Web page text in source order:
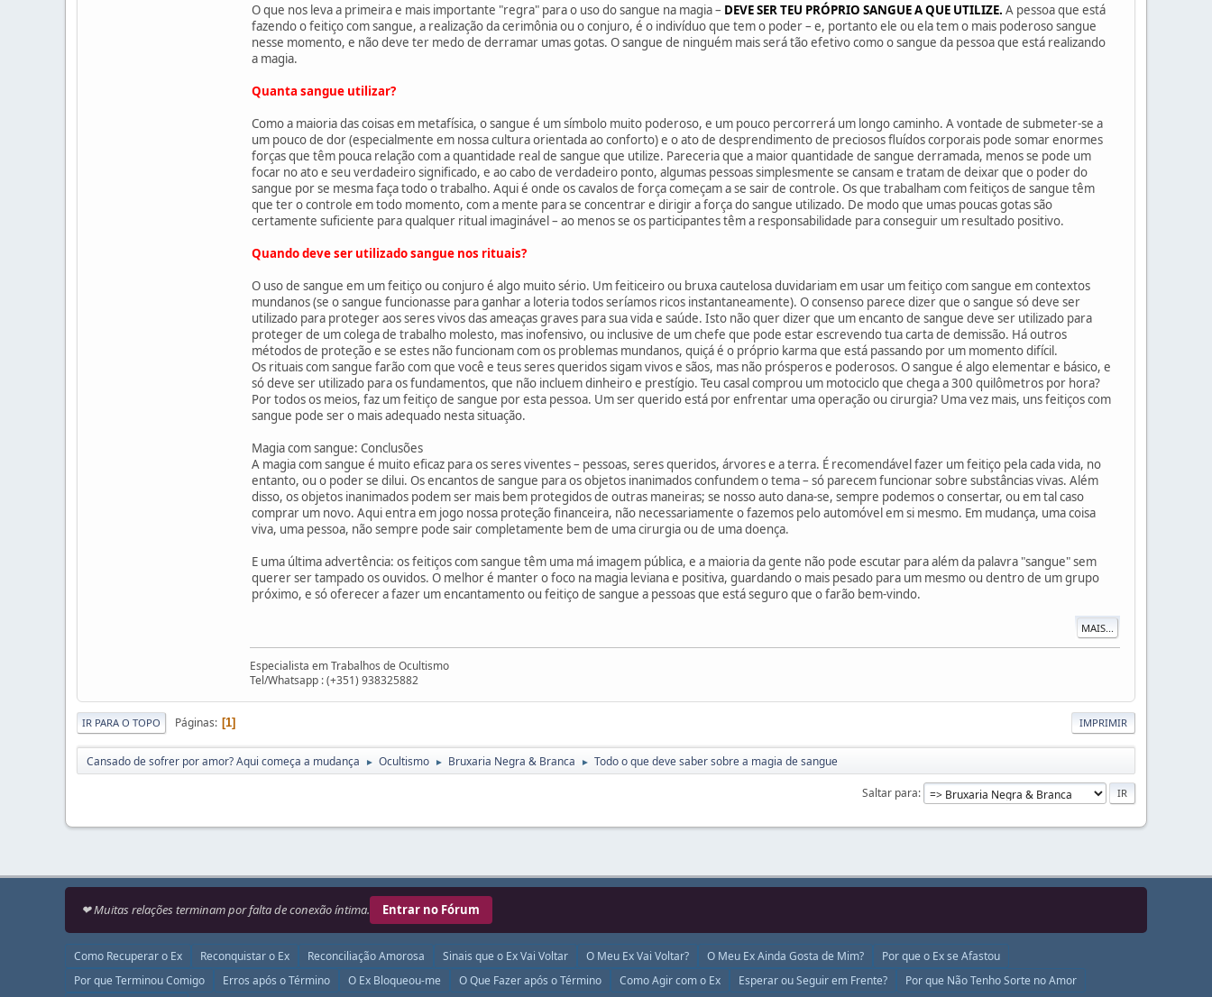
O que nos leva a primeira e mais importante "regra" para o uso do sangue na magia – DEVE SER TEU PRÓPRIO SANGUE A QUE UTILIZE. A pessoa que está
fazendo o feitiço com sangue, a realização da cerimônia ou o conjuro, é o indivíduo que tem o poder – e, portanto ele ou ela tem o mais poderoso sangue
nesse momento, e não deve ter medo de derramar umas gotas. O sangue de ninguém mais será tão efetivo como o sangue da pessoa que está realizando
a magia.
Quanta sangue utilizar?
Como a maioria das coisas em metafísica, o sangue é um símbolo muito poderoso, e um pouco percorrerá um longo caminho. A vontade de submeter-se a
um pouco de dor (especialmente em nossa cultura orientada ao conforto) e o ato de desprendimento de preciosos fluídos corporais pode somar enormes
forças que têm pouca relação com a quantidade real de sangue que utilize. Pareceria que a maior quantidade de sangue derramada, menos se pode um
focar no ato e seu verdadeiro significado, e ao cabo de verdadeiro ponto, algumas pessoas simplesmente se cansam e tratam de deixar que o poder do
sangue por se mesma faça todo o trabalho. Aqui é onde os cavalos de força começam a se sair de controle. Os que trabalham com feitiços de sangue têm
que ter o controle em todo momento, com a mente para se concentrar e dirigir a força do sangue utilizado. De modo que umas poucas gotas são
certamente suficiente para qualquer ritual imaginável – ao menos se os participantes têm a responsabilidade para conseguir um resultado positivo.
Quando deve ser utilizado sangue nos rituais?
O uso de sangue em um feitiço ou conjuro é algo muito sério. Um feiticeiro ou bruxa cautelosa duvidariam em usar um feitiço com sangue em contextos
mundanos (se o sangue funcionasse para ganhar a loteria todos seríamos ricos instantaneamente). O consenso parece dizer que o sangue só deve ser
utilizado para proteger aos seres vivos das ameaças graves para sua vida e saúde. Isto não quer dizer que um encanto de sangue deve ser utilizado para
proteger de um colega de trabalho molesto, mas inofensivo, ou inclusive de um chefe que pode estar escrevendo tua carta de demissão. Há outros
métodos de proteção e se estes não funcionam com os problemas mundanos, quiçá é o próprio karma que está passando por um momento difícil.
Os rituais com sangue farão com que você e teus seres queridos sigam vivos e sãos, mas não prósperos e poderosos. O sangue é algo elementar e básico, e
só deve ser utilizado para os fundamentos, que não incluem dinheiro e prestígio. Teu casal comprou um motociclo que chega a 300 quilômetros por hora?
Por todos os meios, faz um feitiço de sangue por esta pessoa. Um ser querido está por enfrentar uma operação ou cirurgia? Uma vez mais, uns feitiços com
sangue pode ser o mais adequado nesta situação.
Magia com sangue: Conclusões
A magia com sangue é muito eficaz para os seres viventes – pessoas, seres queridos, árvores e a terra. É recomendável fazer um feitiço pela cada vida, no
entanto, ou o poder se dilui. Os encantos de sangue para os objetos inanimados confundem o tema – só parecem funcionar sobre substâncias vivas. Além
disso, os objetos inanimados podem ser mais bem protegidos de outras maneiras; se nosso auto dana-se, sempre podemos o consertar, ou em tal caso
comprar um novo. Aqui entra em jogo nossa proteção financeira, não necessariamente o fazemos pelo automóvel em si mesmo. Em mudança, uma coisa
viva, uma pessoa, não sempre pode sair completamente bem de uma cirurgia ou de uma doença.
E uma última advertência: os feitiços com sangue têm uma má imagem pública, e a maioria da gente não pode escutar para além da palavra "sangue" sem
querer ser tampado os ouvidos. O melhor é manter o foco na magia leviana e positiva, guardando o mais pesado para um mesmo ou dentro de um grupo
próximo, e só oferecer a fazer um encantamento ou feitiço de sangue a pessoas que está seguro que o farão bem-vindo.
MAIS...
Especialista em Trabalhos de Ocultismo
Tel/Whatsapp : (+351) 938325882
IMPRIMIR
IR PARA O TOPO Páginas 1
Cansado de sofrer por amor? Aqui começa a mudança ► Ocultismo ► Bruxaria Negra & Branca ► Todo o que deve saber sobre a magia de sangue
Saltar para
❤ Muitas relações terminam por falta de conexão íntima. Entrar no Fórum
Como Recuperar o Ex Reconquistar o Ex Reconciliação Amorosa Sinais que o Ex Vai Voltar O Meu Ex Vai Voltar? O Meu Ex Ainda Gosta de Mim?
Por que o Ex se Afastou
Por que Terminou Comigo
Erros após o Término O Ex Bloqueou-me O Que Fazer após o Término Como Agir com o Ex Esperar ou Seguir em Frente? Por que Não Tenho Sorte no Amor